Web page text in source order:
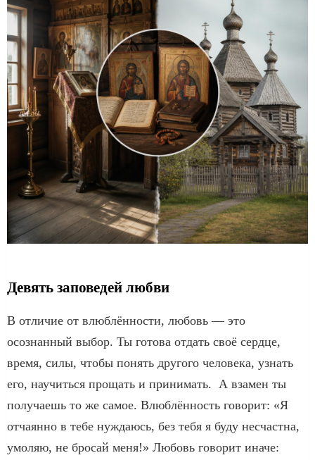
Девять заповедей любви
В отличие от влюблённости, любовь — это
осознанный выбор. Ты готова отдать своё сердце,
время, силы, чтобы понять другого человека, узнать
его, научиться прощать и принимать. А взамен ты
получаешь то же самое. Влюблённость говорит: «Я
отчаянно в тебе нуждаюсь, без тебя я буду несчастна,
умоляю, не бросай меня!» Любовь говорит иначе: